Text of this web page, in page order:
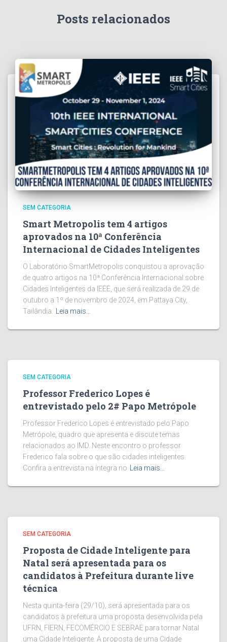
Posts relacionados
SEM CATEGORIA
Smart Metropolis tem 4 artigos
aprovados na 10ª Conferência
Internacional de Cidades Inteligentes
O Laboratório SmartMetropolis conquistou a aprovação
de quatro artigos na 10ª Conferência Internacional sobre
Cidades Inteligentes da IEEE, que será realizada de 29 de
outubro a 1º de novembro de 2024, em Pattaya City,
Tailândia.
Leia mais…
SEM CATEGORIA
Professor Frederico Lopes é
entrevistado pelo 2# Papo Metrópole
Professor Frederico Lopes é entrevistado pelo Papo
Metrópole, quadro que apresenta e discute temas
relacionados ao IMD. Neste encontro o professor
Frederico fala sobre o que são cidades inteligentes.
Confira a entrevista na íntegra no
Leia mais…
SEM CATEGORIA
Proposta de Cidade Inteligente para
Natal será apresentada para os
candidatos à Prefeitura durante live
técnica
Nesta quinta-feira (29/10), será apresentada para os
candidatos à prefeitura uma proposta desenvolvida pela
UFRN, FIERN, FECOMÉRCIO E SEBRAE para tornar Natal
uma Cidade Inteligente. A proposta de uma Cidade